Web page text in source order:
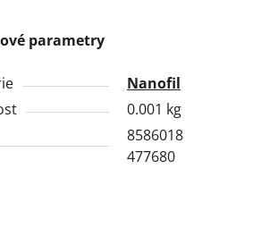
parametry
Nanofil
0.001 kg
8586018
477680